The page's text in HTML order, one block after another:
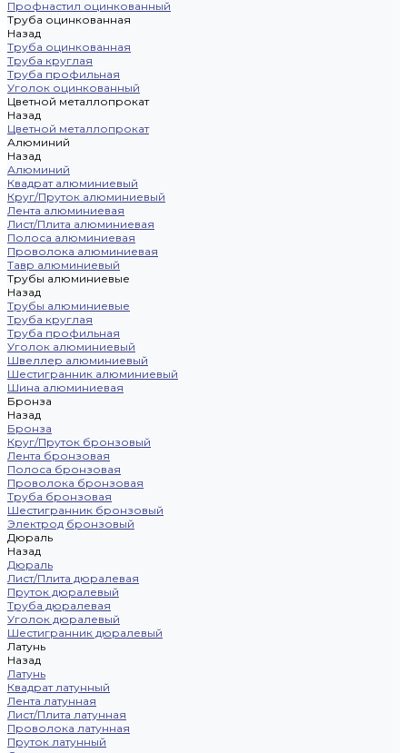
Профнастил оцинкованный
Труба оцинкованная
Назад
Труба оцинкованная
Труба круглая
Труба профильная
Уголок оцинкованный
Цветной металлопрокат
Назад
Цветной металлопрокат
Алюминий
Назад
Алюминий
Квадрат алюминиевый
Круг/Пруток алюминиевый
Лента алюминиевая
Лист/Плита алюминиевая
Полоса алюминиевая
Проволока алюминиевая
Тавр алюминиевый
Трубы алюминиевые
Назад
Трубы алюминиевые
Труба круглая
Труба профильная
Уголок алюминиевый
Швеллер алюминиевый
Шестигранник алюминиевый
Шина алюминиевая
Бронза
Назад
Бронза
Круг/Пруток бронзовый
Лента бронзовая
Полоса бронзовая
Проволока бронзовая
Труба бронзовая
Шестигранник бронзовый
Электрод бронзовый
Дюраль
Назад
Дюраль
Лист/Плита дюралевая
Пруток дюралевый
Труба дюралевая
Уголок дюралевый
Шестигранник дюралевый
Латунь
Назад
Латунь
Квадрат латунный
Лента латунная
Лист/Плита латунная
Проволока латунная
Пруток латунный